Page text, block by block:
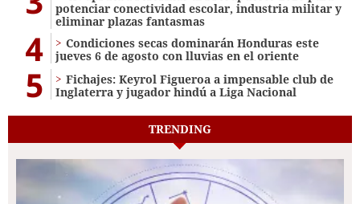
potenciar conectividad escolar, industria militar y
eliminar plazas fantasmas
4
Condiciones secas dominarán Honduras este
jueves 6 de agosto con lluvias en el oriente
5
Fichajes: Keyrol Figueroa a impensable club de
Inglaterra y jugador hindú a Liga Nacional
TRENDING